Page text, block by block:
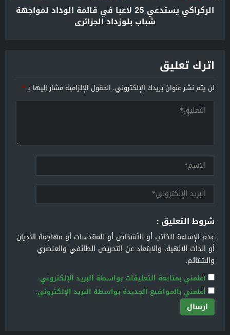
الركراكي يستدعي 25 لاعبا في قائمة الوداد لمواجهة
شباب بلوزداد الجزائري
اترك تعليق
لن يتم نشر عنوان بريدك الإلكتروني. الحقول الإلزامية مشار إليها بـ*
شروط التعليق :
عدم الإساءة للكاتب أو للأشخاص أو للمقدسات أو مهاجمة الأديان
أو الذات الالهية. والابتعاد عن التحريض الطائفي والعنصري
والشتائم.
أعلمني بمتابعة التعليقات بواسطة البريد الإلكتروني.
أعلمني بالمواضيع الجديدة بواسطة البريد الإلكتروني.